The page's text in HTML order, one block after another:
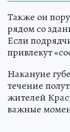
Также он
рядом со
Если
привлекут
Накануне
течение
жителей
важные